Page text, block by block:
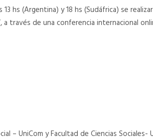
hs (Argentina) y 18 hs (Sudáfrica) se
través de una conferencia internacional
– UniCom y Facultad de Ciencias Sociales-